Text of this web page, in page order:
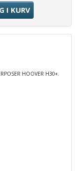
I KURV
HOOVER H30+.